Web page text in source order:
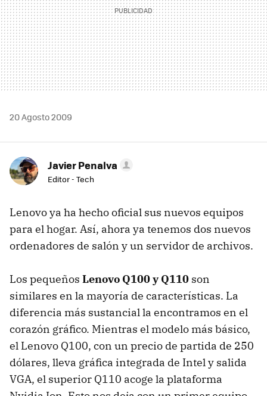
20 Agosto 2009
Javier Penalva
Editor - Tech
Lenovo ya ha hecho oficial sus nuevos equipos
para el hogar. Así, ahora ya tenemos dos nuevos
ordenadores de salón y un servidor de archivos.
Los pequeños Lenovo Q100 y Q110 son
similares en la mayoría de características. La
diferencia más sustancial la encontramos en el
corazón gráfico. Mientras el modelo más básico,
el Lenovo Q100, con un precio de partida de 250
dólares, lleva gráfica integrada de Intel y salida
VGA, el superior Q110 acoge la plataforma